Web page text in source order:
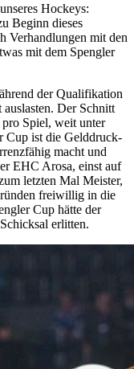
Hockeys:
Beginn dieses
Verhandlungen mit den
mit dem Spengler
der Qualifikation
Der Schnitt
pro Spiel, weit unter
Cup ist die Gelddruck-
macht und
EHC Arosa, einst auf
letzten Mal Meister,
freiwillig in die
Cup hätte der
erlitten.